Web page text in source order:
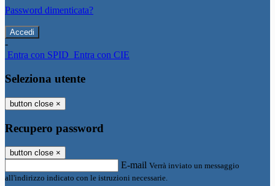
Password dimenticata?
-
Entra con SPID Entra con CIE
Seleziona utente
button close ×
Recupero password
button close ×
E-mail Verrà inviato un messaggio
all'indirizzo indicato con le istruzioni necessarie.